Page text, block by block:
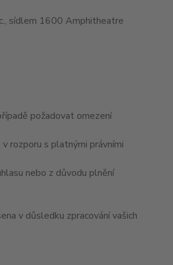
sídlem 1600 Amphitheatre
požadovat omezení
rozporu s platnými právními
nebo z důvodu plnění
v důsledku zpracování vašich